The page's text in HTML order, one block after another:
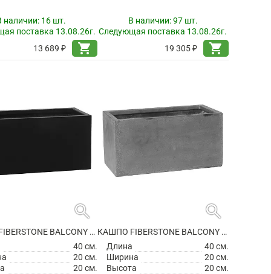
наличии: 16 шт.
поставка 13.08.26г.
13 689 ₽
shopping_cart
В наличии:97 шт.
Следующая поставка 13.08.26г.
19 305 ₽
shopping_cart
search
КАШПО FIBERSTONE BALCONY XS BLACK
40 см.
20 см.
20 см.
search
КАШПО FIBERSTONE BALCONY XS GREY
Длина
40 см.
Ширина
20 см.
Высота
20 см.